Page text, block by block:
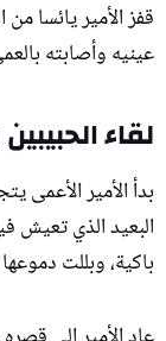
قفز الأمير يائسا
عينيه وأصابته
لقاء
بدأ الأمير
البعيد الذي تعيش
باكية، وبللت